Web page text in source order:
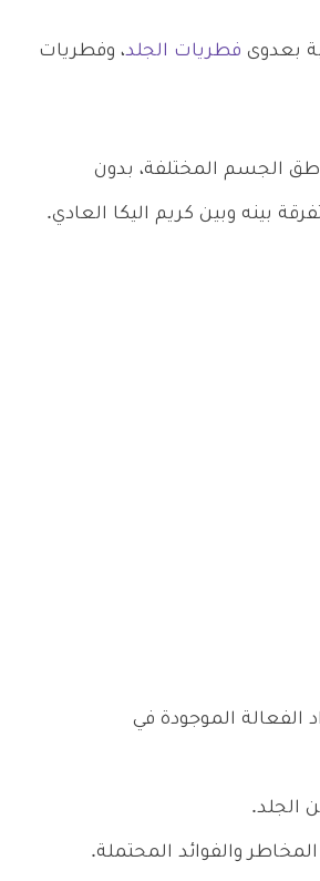
بعدوى فطريات الجلد، وفطريات
الجسم المختلفة، بدون
بينه وبين كريم اليكا العادي.
الموجودة في
الجلد.
والفوائد المحتملة.